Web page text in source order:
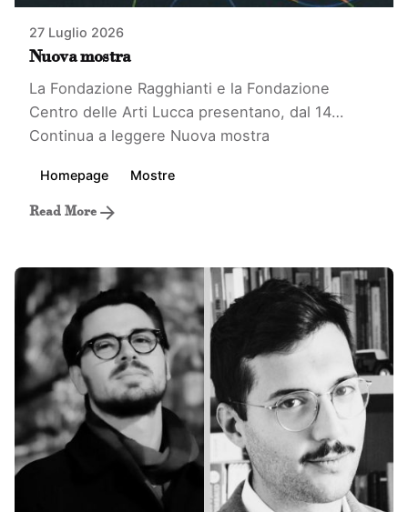
27 Luglio 2026
Nuova mostra
La Fondazione Ragghianti e la Fondazione
Centro delle Arti Lucca presentano, dal 14…
Continua a leggere Nuova mostra
Homepage Mostre
Read More